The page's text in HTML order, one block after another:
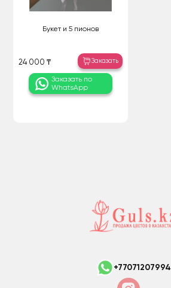
Букет и 5 пионов
24 000 ₸ Заказать
Заказать по
WhatsApp
+77071207994